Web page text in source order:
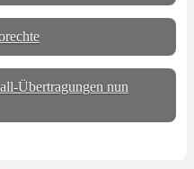
Übertragungen nun